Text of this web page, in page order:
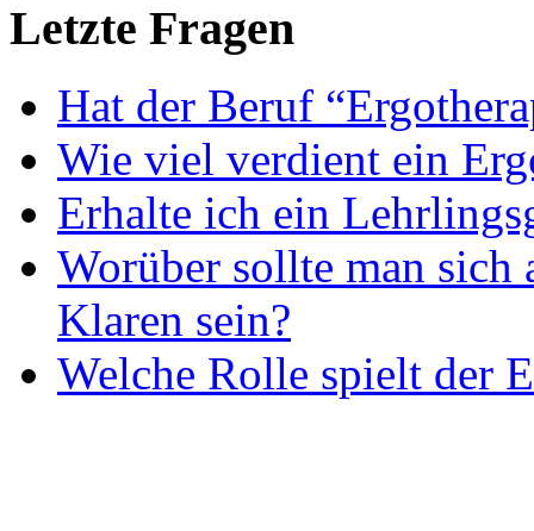
Letzte Fragen
Hat der Beruf
Wie viel verdient ein
Erhalte ich ein
Worüber sollte man sich
Klaren sein?
Welche Rolle spielt der